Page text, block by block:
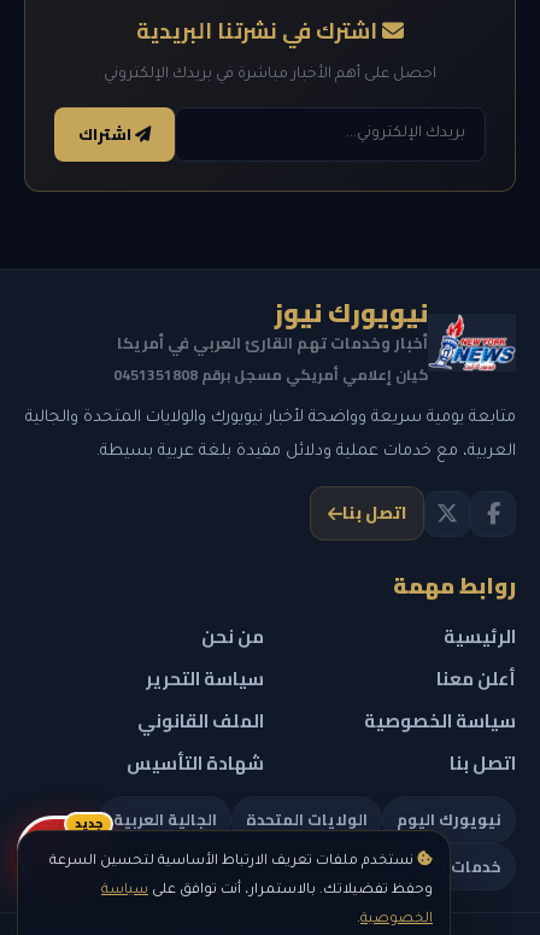
نستخدم ملفات تعريف الارتباط الأساسية لتحسين السرعة
وحفظ تفضيلاتك. بالاستمرار، أنت توافق على سياسة
الخصوصية.
اشترك في نشرتنا البريدية
احصل على أهم الأخبار مباشرة في بريدك الإلكتروني
اشتراك
نيويورك نيوز
أخبار وخدمات تهم القارئ العربي في أمريكا
كيان إعلامي أمريكي مسجل برقم 0451351808
متابعة يومية سريعة وواضحة لأخبار نيويورك والولايات المتحدة والجالية
العربية، مع خدمات عملية ودلائل مفيدة بلغة عربية بسيطة.
اتصل بنا
روابط مهمة
الرئيسية
من نحن
أعلن معنا
سياسة التحرير
سياسة الخصوصية
الملف القانوني
اتصل بنا
شهادة التأسيس
نيويورك اليوم الولايات المتحدة
الجالية العربية
خدمات تهمك
ريلز
جديد